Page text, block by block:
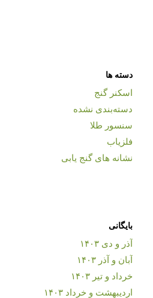
دسته ها
اسکنر گنج
دسته‌بندی نشده
سنسور طلا
فلزیاب
نشانه های گنج یابی
بایگانی
آذر و دی ۱۴۰۳
آبان و آذر ۱۴۰۳
خرداد و تیر ۱۴۰۳
اردیبهشت و خرداد ۱۴۰۳